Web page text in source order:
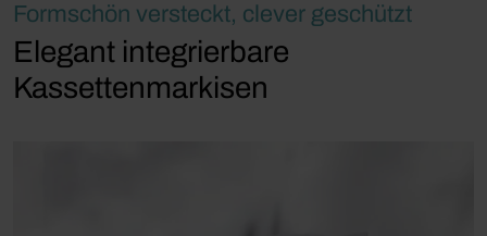
Formschön versteckt, clever geschützt
Elegant integrierbare
Kassettenmarkisen